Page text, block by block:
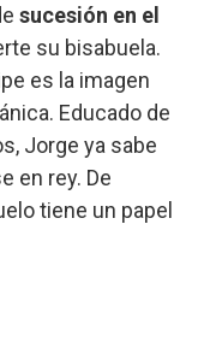
sucesión en el
su bisabuela.
es la imagen
Educado de
Jorge ya sabe
en rey. De
tiene un papel